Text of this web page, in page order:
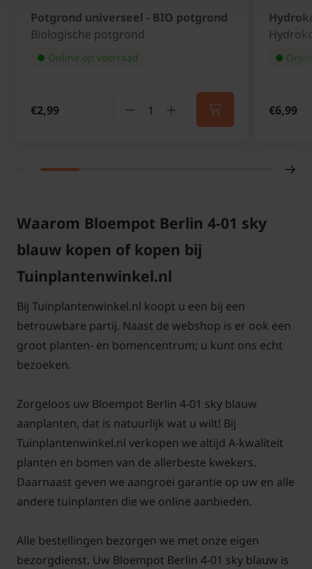
Potgrond universeel - BIO potgrond
Biologische potgrond
Online op voorraad
€2,99 €6,99
Waarom Bloempot Berlin 4-01 sky
blauw kopen of kopen bij
Tuinplantenwinkel.nl
Bij Tuinplantenwinkel.nl koopt u een bij een
betrouwbare partij. Naast de webshop is er ook een
groot planten- en bomencentrum; u kunt ons echt
bezoeken.
Zorgeloos uw Bloempot Berlin 4-01 sky blauw
aanplanten, dat is natuurlijk wat u wilt! Bij
Tuinplantenwinkel.nl verkopen we altijd A-kwaliteit
planten en bomen van de allerbeste kwekers.
Daarnaast geven we aangroei garantie op uw en alle
andere tuinplanten die we online aanbieden.
Alle bestellingen bezorgen we met onze eigen
bezorgdienst. Uw Bloempot Berlin 4-01 sky blauw is